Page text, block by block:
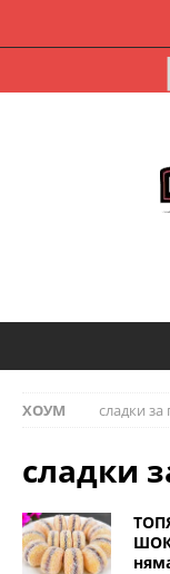
ХОУМ сладки за
сладки